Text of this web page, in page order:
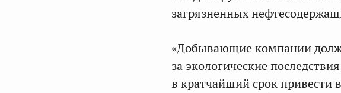
загрязненных
«Добывающие компании
за экологические
в кратчайший срок привести